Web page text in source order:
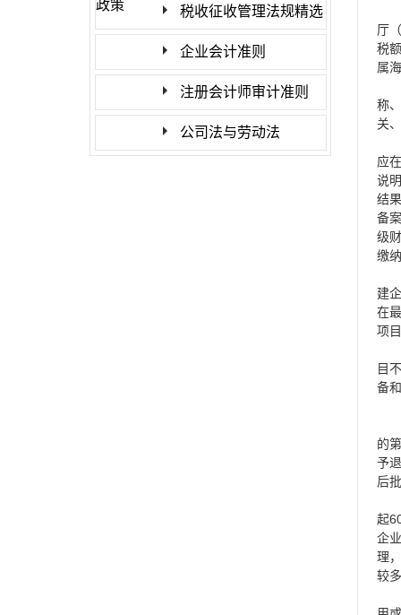
政策 税收征收管理法规精选
企业会计准则
注册会计师审计准则
公司法与劳动法
厅
税
属
称
关
应
说
结
备
级
缴
建
在
项
目
备
的
予
后
起
企
理
较